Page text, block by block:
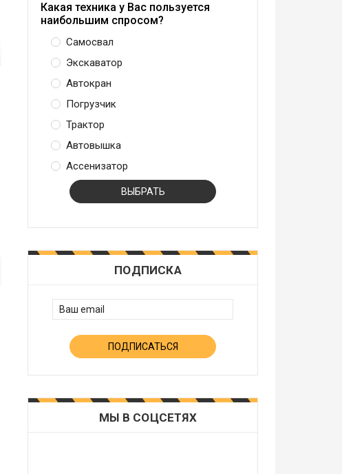
Какая техника у Вас пользуется
наибольшим спросом?
Самосвал
Экскаватор
Автокран
Погрузчик
Трактор
Автовышка
Ассенизатор
ПОДПИСКА
МЫ В СОЦСЕТЯХ